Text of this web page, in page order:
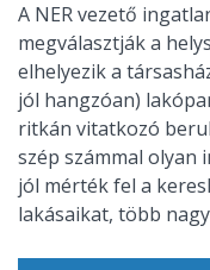
A NER vezető
megválasztják a
elhelyezik a
jól hangzóan)
ritkán vitatkozó
szép számmal olyan
jól mérték fel a
lakásaikat, több